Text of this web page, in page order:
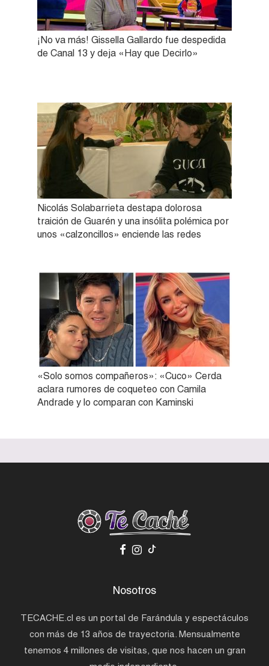
¡No va más! Gissella Gallardo fue despedida
de Canal 13 y deja «Hay que Decirlo»
Nicolás Solabarrieta destapa dolorosa
traición de Guarén y una insólita polémica por
unos «calzoncillos» enciende las redes
«Solo somos compañeros»: «Cuco» Cerda
aclara rumores de coqueteo con Camila
Andrade y lo comparan con Kaminski
Nosotros
TECACHE.cl es un portal de Farándula y espectáculos
con más de 13 años de trayectoria. Mensualmente
tenemos 4 millones de visitas, que nos hacen un gran